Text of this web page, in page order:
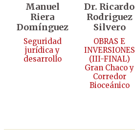
Manuel
Riera
Domínguez
Seguridad
jurídica y
desarrollo
Dr. Ricardo
Rodriguez
Silvero
OBRAS E
INVERSIONES
(III-FINAL)
Gran Chaco y
Corredor
Bioceánico